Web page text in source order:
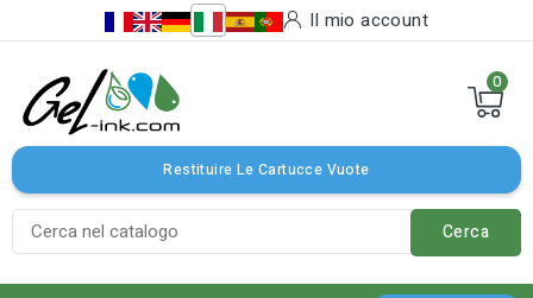
Il mio account
0
Restituire Le Cartucce Vuote
Cerca